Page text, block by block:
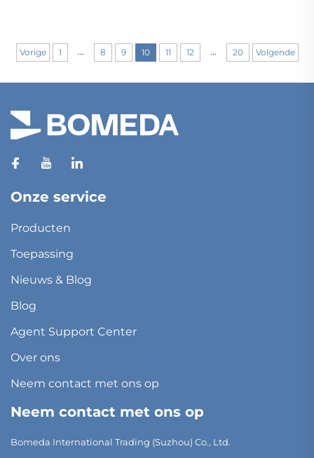
Vorige 1 ... 8 9 10 11 12 ... 20 Volgende
Onze service
Producten
Toepassing
Nieuws & Blog
Blog
Agent Support Center
Over ons
Neem contact met ons op
Neem contact met ons op
Bomeda International Trading (Suzhou) Co., Ltd.